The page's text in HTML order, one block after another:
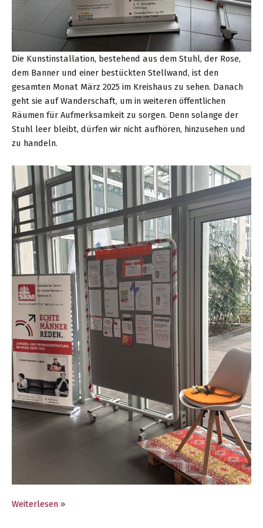
Die Kunstinstallation, bestehend aus dem Stuhl, der Rose,
dem Banner und einer bestückten Stellwand, ist den
gesamten Monat März 2025 im Kreishaus zu sehen. Danach
geht sie auf Wanderschaft, um in weiteren öffentlichen
Räumen für Aufmerksamkeit zu sorgen. Denn solange der
Stuhl leer bleibt, dürfen wir nicht aufhören, hinzusehen und
zu handeln.
Wenn
Weiterlesen »